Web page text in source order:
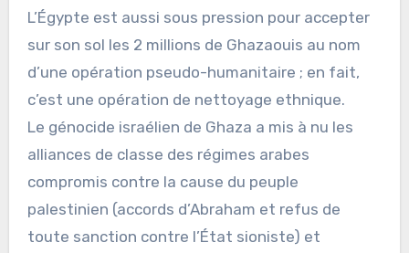
L’Égypte est aussi sous pression pour accepter
sur son sol les 2 millions de Ghazaouis au nom
d’une opération pseudo-humanitaire ; en fait,
c’est une opération de nettoyage ethnique.
Le génocide israélien de Ghaza a mis à nu les
alliances de classe des régimes arabes
compromis contre la cause du peuple
palestinien (accords d’Abraham et refus de
toute sanction contre l’État sioniste) et